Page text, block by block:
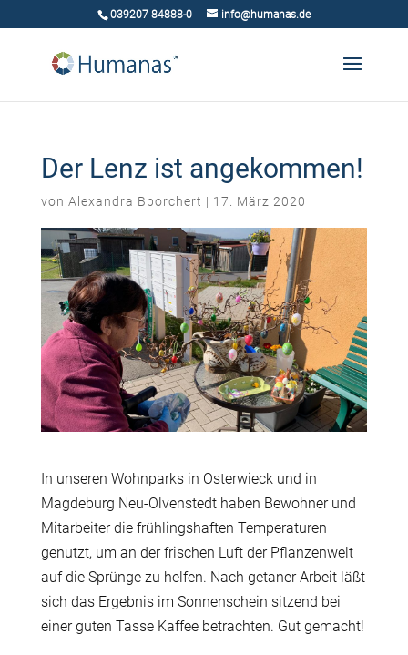
039207 84888-0 info@humanas.de
Der Lenz ist angekommen!
von Alexandra Bborchert | 17. März 2020
In unseren Wohnparks in Osterwieck und in
Magdeburg Neu-Olvenstedt haben Bewohner und
Mitarbeiter die frühlingshaften Temperaturen
genutzt, um an der frischen Luft der Pflanzenwelt
auf die Sprünge zu helfen. Nach getaner Arbeit läßt
sich das Ergebnis im Sonnenschein sitzend bei
einer guten Tasse Kaffee betrachten. Gut gemacht!